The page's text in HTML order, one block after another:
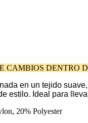
CAMBIOS DENTRO
en un tejido
estilo. Ideal para
20% Polyester